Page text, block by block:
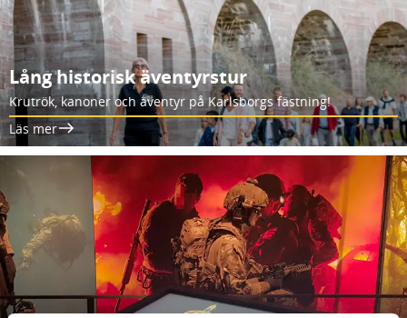
Lång historisk äventyrstur
Krutrök, kanoner och äventyr på Karlsborgs fästning!
Läs mer